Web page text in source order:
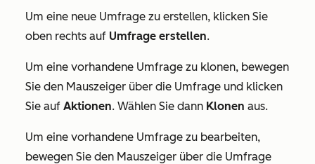
Um eine neue Umfrage zu erstellen, klicken Sie
oben rechts auf Umfrage erstellen.
Um eine vorhandene Umfrage zu klonen, bewegen
Sie den Mauszeiger über die Umfrage und klicken
Sie auf Aktionen. Wählen Sie dann Klonen aus.
Um eine vorhandene Umfrage zu bearbeiten,
bewegen Sie den Mauszeiger über die Umfrage